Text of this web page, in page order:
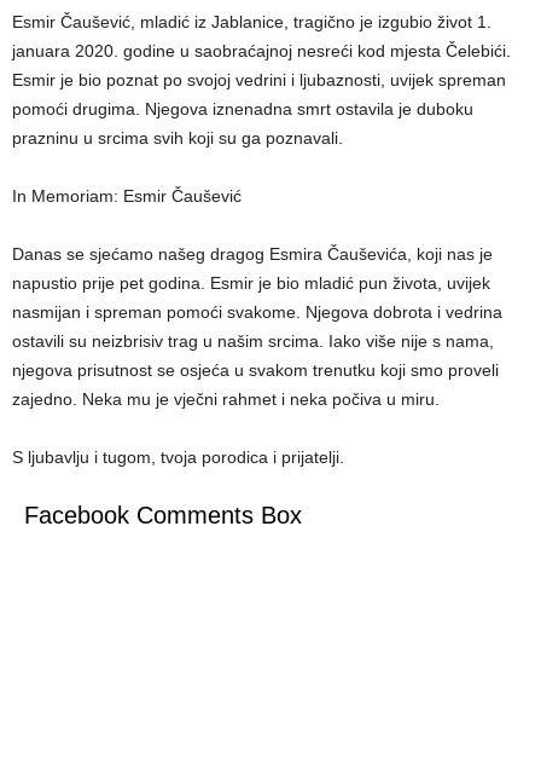
Esmir Čaušević, mladić iz Jablanice, tragično je izgubio život 1.
januara 2020. godine u saobraćajnoj nesreći kod mjesta Čelebići.
Esmir je bio poznat po svojoj vedrini i ljubaznosti, uvijek spreman
pomoći drugima. Njegova iznenadna smrt ostavila je duboku
prazninu u srcima svih koji su ga poznavali.
In Memoriam: Esmir Čaušević
Danas se sjećamo našeg dragog Esmira Čauševića, koji nas je
napustio prije pet godina. Esmir je bio mladić pun života, uvijek
nasmijan i spreman pomoći svakome. Njegova dobrota i vedrina
ostavili su neizbrisiv trag u našim srcima. Iako više nije s nama,
njegova prisutnost se osjeća u svakom trenutku koji smo proveli
zajedno. Neka mu je vječni rahmet i neka počiva u miru.
S ljubavlju i tugom, tvoja porodica i prijatelji.
Facebook Comments Box